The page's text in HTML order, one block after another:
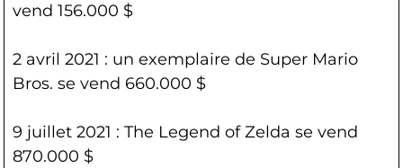
vend 156.000 $
2 avril 2021 : un exemplaire de Super Mario
Bros. se vend 660.000 $
9 juillet 2021 : The Legend of Zelda se vend
870.000 $